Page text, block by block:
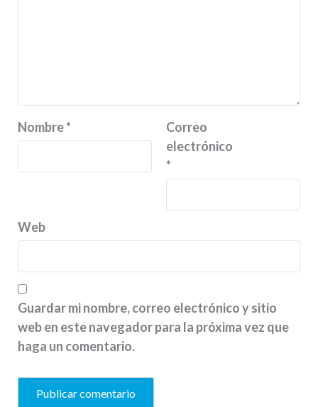
Nombre*
Correo
electrónico
*
Web
Guardar mi nombre, correo electrónico y sitio
web en este navegador para la próxima vez que
haga un comentario.